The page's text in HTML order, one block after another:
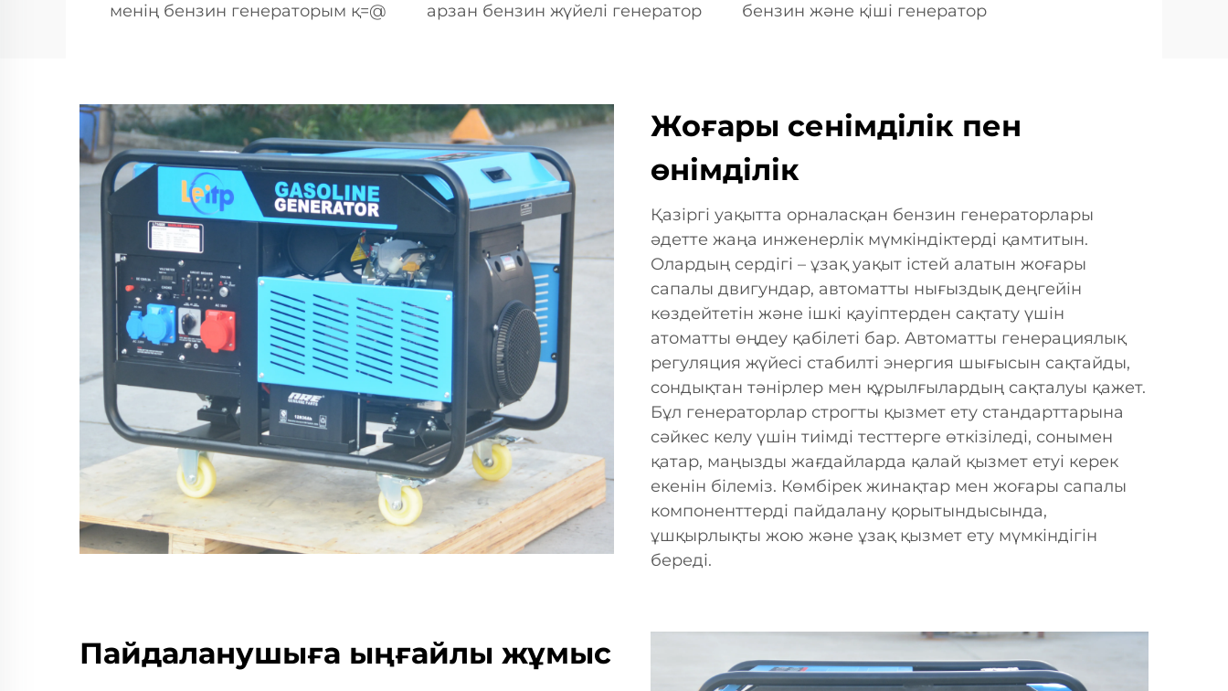
менің бензин генераторым қ=@ арзан бензин жүйелі генератор бензин және қіші генератор
Жоғары сенімділік пен
өнімділік
Қазіргі уақытта орналасқан бензин генераторлары
әдетте жаңа инженерлік мүмкіндіктерді қамтитын.
Олардың сердігі – ұзақ уақыт істей алатын жоғары
сапалы двигундар, автоматты нығыздық деңгейін
көздейтетін және ішкі қауіптерден сақтату үшін
атоматты өңдеу қабілеті бар. Автоматты генерациялық
регуляция жүйесі стабилті энергия шығысын сақтайды,
сондықтан тәнірлер мен құрылғылардың сақталуы қажет.
Бұл генераторлар строгты қызмет ету стандарттарына
сәйкес келу үшін тиімді тесттерге өткізіледі, сонымен
қатар, маңызды жағдайларда қалай қызмет етуі керек
екенін білеміз. Көмбірек жинақтар мен жоғары сапалы
компоненттерді пайдалану қорытындысында,
ұшқырлықты жою және ұзақ қызмет ету мүмкіндігін
береді.
Пайдаланушыға ыңғайлы жұмыс